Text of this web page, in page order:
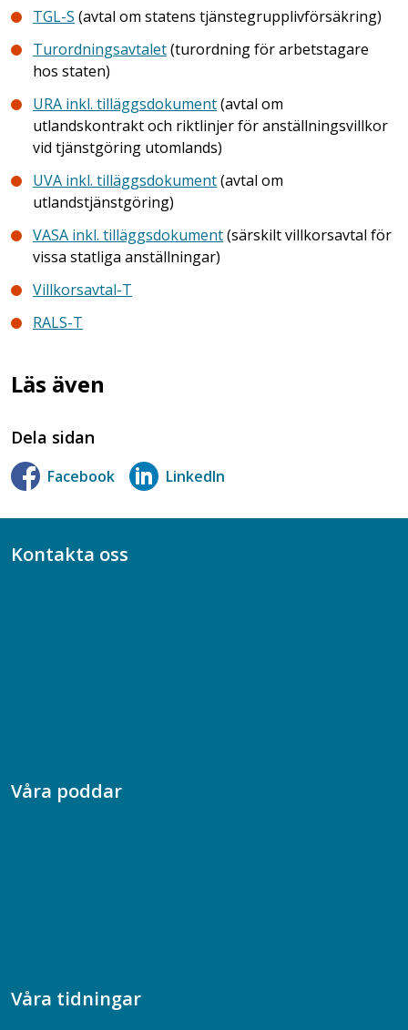
TGL-S (avtal om statens tjänstegrupplivförsäkring)
Turordningsavtalet(turordning för arbetstagare
hos staten)
URA inkl. tilläggsdokument(avtal om
utlandskontrakt och riktlinjer för anställningsvillkor
vid tjänstgöring utomlands)
UVA inkl. tilläggsdokument(avtal om
utlandstjänstgöring)
VASA inkl. tilläggsdokument(särskilt villkorsavtal för
vissa statliga anställningar)
Villkorsavtal-T
RALS-T
Läs även
Dela sidan
Facebook LinkedIn
Kontakta oss
Våra poddar
Våra tidningar